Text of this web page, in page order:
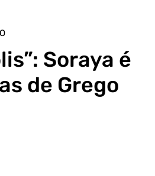
Soraya é
de Grego